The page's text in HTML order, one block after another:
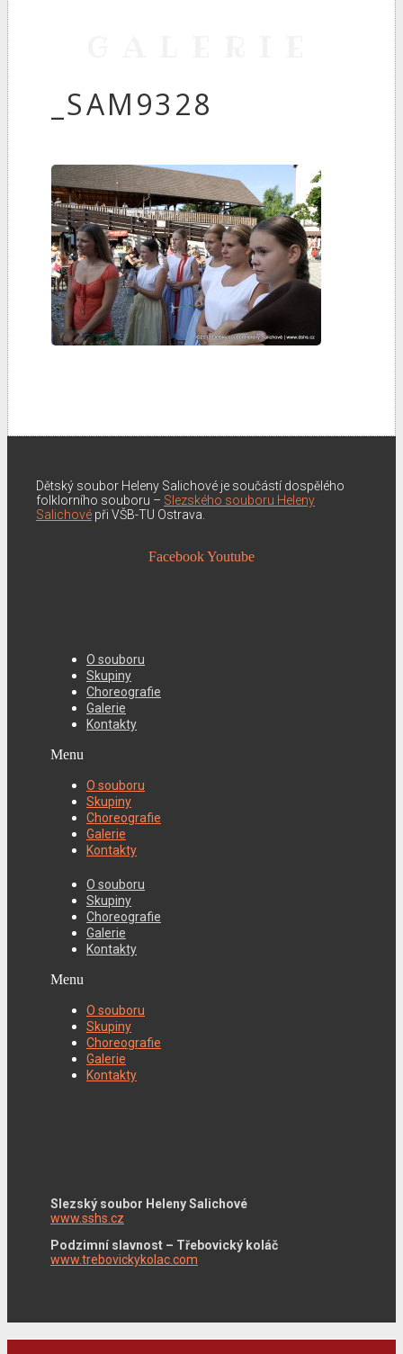
_SAM9328
Dětský soubor Heleny Salichové je součástí dospělého
folklorního souboru – Slezského souboru Heleny
Salichové při VŠB-TU Ostrava.
FacebookYoutube
O souboru
Skupiny
Choreografie
Galerie
Kontakty
Menu
O souboru
Skupiny
Choreografie
Galerie
Kontakty
O souboru
Skupiny
Choreografie
Galerie
Kontakty
Menu
O souboru
Skupiny
Choreografie
Galerie
Kontakty
Slezský soubor Heleny Salichové
www.sshs.cz
Podzimní slavnost – Třebovický koláč
www.trebovickykolac.com